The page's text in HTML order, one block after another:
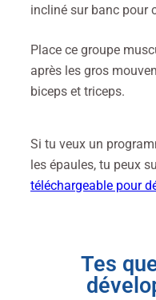
incliné sur banc pour
Place ce groupe
après les gros
biceps et triceps.
Si tu veux un
les épaules, tu peux
téléchargeable pour
Tes